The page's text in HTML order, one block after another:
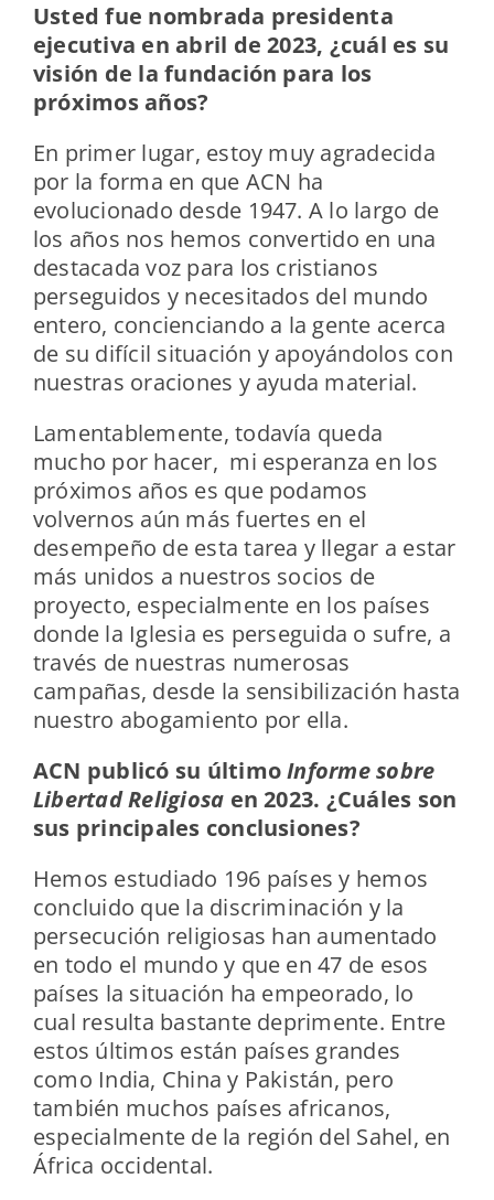
Usted fue nombrada presidenta
ejecutiva en abril de 2023, ¿cuál es su
visión de la fundación para los
próximos años?
En primer lugar, estoy muy agradecida
por la forma en que ACN ha
evolucionado desde 1947. A lo largo de
los años nos hemos convertido en una
destacada voz para los cristianos
perseguidos y necesitados del mundo
entero, concienciando a la gente acerca
de su difícil situación y apoyándolos con
nuestras oraciones y ayuda material.
Lamentablemente, todavía queda
mucho por hacer, mi esperanza en los
próximos años es que podamos
volvernos aún más fuertes en el
desempeño de esta tarea y llegar a estar
más unidos a nuestros socios de
proyecto, especialmente en los países
donde la Iglesia es perseguida o sufre, a
través de nuestras numerosas
campañas, desde la sensibilización hasta
nuestro abogamiento por ella.
ACN publicó su últimoInforme sobre
Libertad Religiosa en 2023. ¿Cuáles son
sus principales conclusiones?
Hemos estudiado 196 países y hemos
concluido que la discriminación y la
persecución religiosas han aumentado
en todo el mundo y que en 47 de esos
países la situación ha empeorado, lo
cual resulta bastante deprimente. Entre
estos últimos están países grandes
como India, China y Pakistán, pero
también muchos países africanos,
especialmente de la región del Sahel, en
África occidental.